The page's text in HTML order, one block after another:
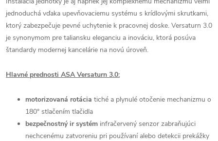
jednoduchá vďaka upevňovaciemu systému s krídlovými skrutkami,
ktorý zabezpečuje pevné uchytenie k pracovnej doske. Versaturn 3.0
je synonymom pre taliansku eleganciu a inováciu, ktorá posúva
štandardy modernej kancelárie na novú úroveň.
Hlavné prednosti ASA Versaturn 3.0:
motorizovaná rotácia tiché a plynulé otočenie mechanizmu o
180° stlačením tlačidla
bezpečnostný ir systém infračervený senzor zabraňujúci
nechcenému zatvoreniu pri používaní alebo detekcii prekážky